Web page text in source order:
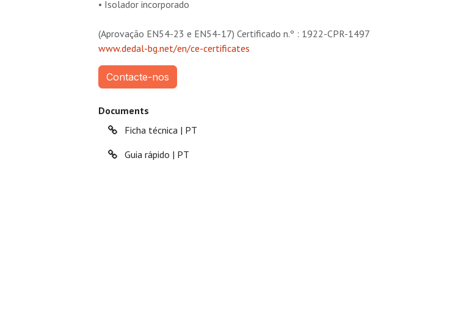
• Isolador incorporado
(Aprovação EN54-23 e EN54-17) Certificado n.º : 1922-CPR-1497
www.dedal-bg.net/en/ce-certificates
Contacte-nos
Documents
Ficha técnica | PT
Guia rápido | PT